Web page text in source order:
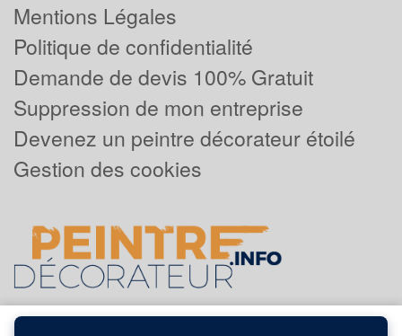
Mentions Légales
Politique de confidentialité
Demande de devis 100% Gratuit
Suppression de mon entreprise
Devenez un peintre décorateur étoilé
Gestion des cookies